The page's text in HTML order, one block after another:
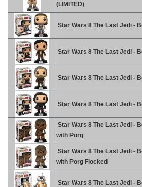
(LIMITED)
Star Wars 8 The Last Jedi -
Star Wars 8 The Last Jedi -
Star Wars 8 The Last Jedi -
Star Wars 8 The Last Jedi -
Star Wars 8 The Last Jedi -
with Porg
Star Wars 8 The Last Jedi -
with Porg Flocked
Star Wars 8 The Last Jedi -